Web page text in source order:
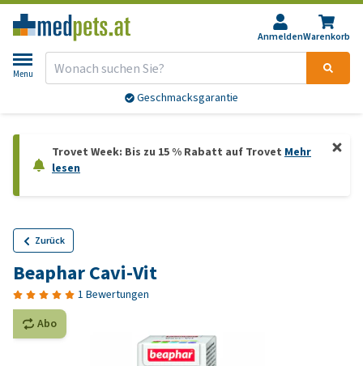
AnmeldenWarenkorb
Menu
Geschmacksgarantie
Trovet Week: Bis zu 15 % Rabatt auf Trovet Mehr
lesen
Zurück
Beaphar Cavi-Vit
1 Bewertungen
Abo